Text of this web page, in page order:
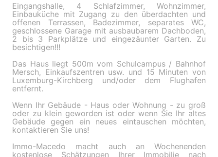
Eingangshalle, 4 Schlafzimmer, Wohnzimmer,
Einbauküche mit Zugang zu den überdachten und
offenen Terrassen, Badezimmer, separates WC,
geschlossene Garage mit ausbaubarem Dachboden,
2 bis 3 Parkplätze und eingezäunter Garten. Zu
besichtigen!!!
Das Haus liegt 500m vom Schulcampus / Bahnhof
Mersch, Einkaufszentren usw. und 15 Minuten von
Luxemburg-Kirchberg und/oder dem Flughafen
entfernt.
Wenn Ihr Gebäude - Haus oder Wohnung - zu groß
oder zu klein geworden ist oder wenn Sie Ihr altes
Gebäude gegen ein neues eintauschen möchten,
kontaktieren Sie uns!
Immo-Macedo macht auch an Wochenenden
kostenlose Schätzungen Ihrer Immobilie nach